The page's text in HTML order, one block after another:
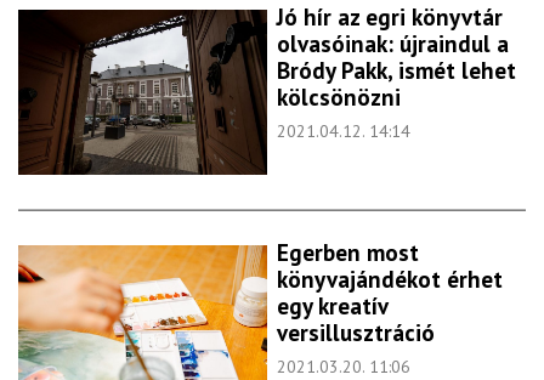
Jó hír az egri könyvtár
olvasóinak: újraindul a
Bródy Pakk, ismét lehet
kölcsönözni
2021.04.12. 14:14
Egerben most
könyvajándékot érhet
egy kreatív
versillusztráció
2021.03.20. 11:06